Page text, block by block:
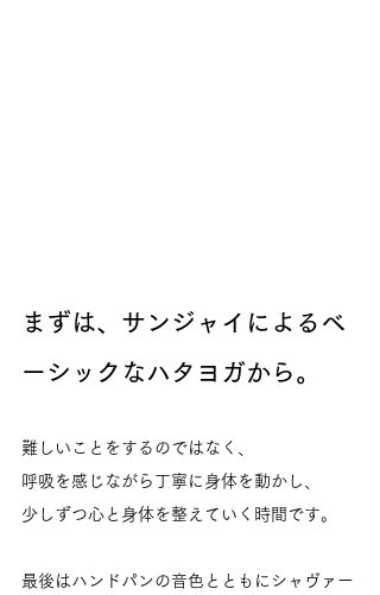
まずは、サンジャイによるベ
ーシックなハタヨガから。
難しいことをするのではなく、
呼吸を感じながら丁寧に身体を動かし、
少しずつ心と身体を整えていく時間です。
最後はハンドパンの音色とともにシャヴァー